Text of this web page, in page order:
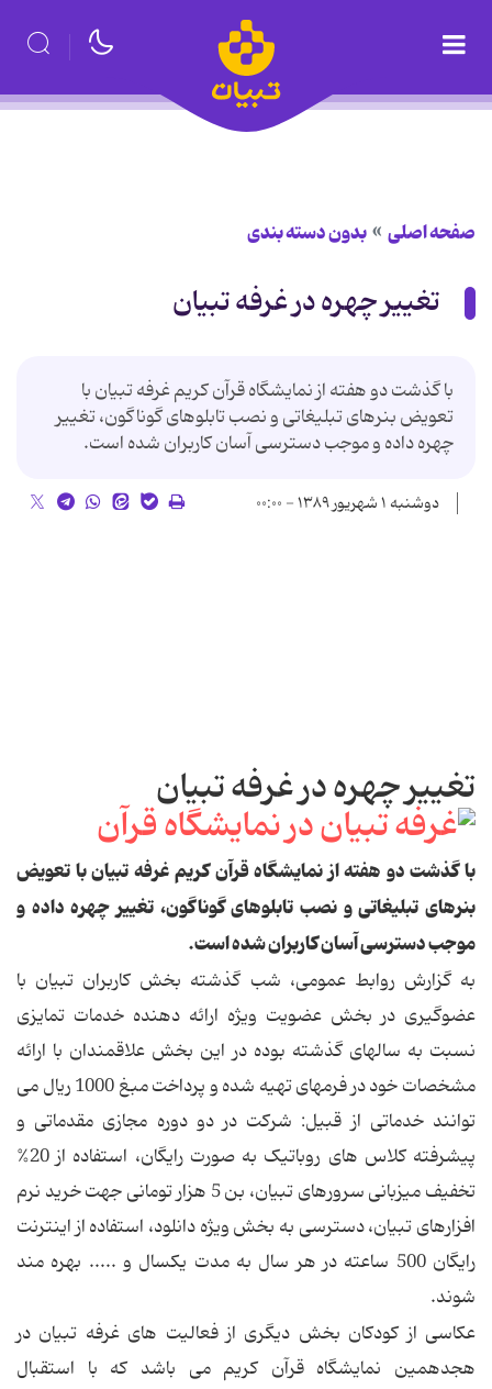
صفحه اصلی بدون دسته بندی
تغییر چهره در غرفه تبیان
با گذشت دو هفته از نمایشگاه قرآن کریم غرفه تبیان با
تعویض بنرهای تبلیغاتی و نصب تابلوهای گوناگون، تغییر
چهره داده و موجب دسترسی آسان کاربران شده است.
دوشنبه ۱ شهریور ۱۳۸۹ - ۰۰:۰۰
تغییر چهره در غرفه تبیان
با گذشت دو هفته از نمایشگاه قرآن کریم غرفه تبیان با تعویض
بنرهای تبلیغاتی و نصب تابلوهای گوناگون، تغییر چهره داده و
موجب دسترسی آسان کاربران شده است.
به گزارش روابط عمومی، شب گذشته بخش کاربران تبیان با
عضوگیری در بخش عضویت ویژه ارائه دهنده خدمات تمایزی
نسبت به سالهای گذشته بوده در این بخش علاقمندان با ارائه
مشخصات خود در فرمهای تهیه شده و پرداخت مبغ 1000 ریال می
توانند خدماتی از قبیل: شرکت در دو دوره مجازی مقدماتی و
پیشرفته کلاس های روباتیک به صورت رایگان، استفاده از 20%
تخفیف میزبانی سرورهای تبیان، بن 5 هزار تومانی جهت خرید نرم
افزارهای تبیان، دسترسی به بخش ویژه دانلود، استفاده از اینترنت
رایگان 500 ساعته در هر سال به مدت یکسال و ..... بهره مند
شوند.
عکاسی از کودکان بخش دیگری از فعالیت های غرفه تبیان در
هجدهمین نمایشگاه قرآن کریم می باشد که با استقبال